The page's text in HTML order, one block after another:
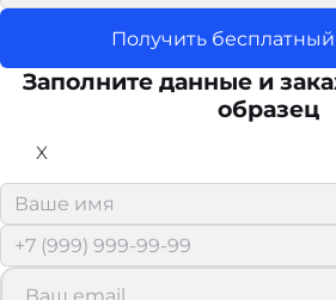
Получить
Заполните данные и
образец
X